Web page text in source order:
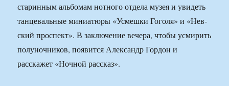
старинным альбомам нотного отдела музея и увидеть
танцевальные миниатюры «Усмешки Гоголя» и «Нев­
ский проспект». В заключение вечера, чтобы усмирить
полуночников, появится Александр Гордон и
расскажет «Ночной рассказ».